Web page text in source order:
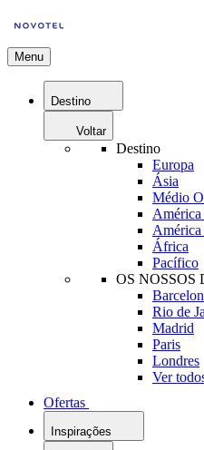
Menu
Destino
Voltar
Destino
Europa
Ásia
Médio
África
Pacífico
OS NOSSOS
Rio de
Madrid
Paris
Londres
Ver
Ofertas
Inspirações